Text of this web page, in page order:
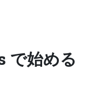
で始める